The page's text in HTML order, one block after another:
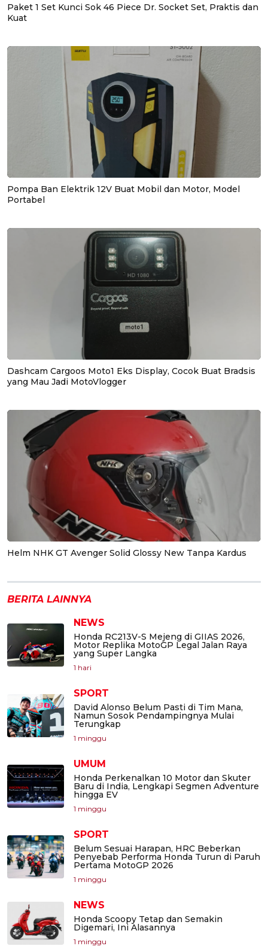
Paket 1 Set Kunci Sok 46 Piece Dr. Socket Set, Praktis dan
Kuat
Pompa Ban Elektrik 12V Buat Mobil dan Motor, Model
Portabel
Dashcam Cargoos Moto1 Eks Display, Cocok Buat Bradsis
yang Mau Jadi MotoVlogger
Helm NHK GT Avenger Solid Glossy New Tanpa Kardus
BERITA LAINNYA
NEWS
Honda RC213V-S Mejeng di GIIAS 2026,
Motor Replika MotoGP Legal Jalan Raya
yang Super Langka
1 hari
SPORT
David Alonso Belum Pasti di Tim Mana,
Namun Sosok Pendampingnya Mulai
Terungkap
1 minggu
UMUM
Honda Perkenalkan 10 Motor dan Skuter
Baru di India, Lengkapi Segmen Adventure
hingga EV
1 minggu
SPORT
Belum Sesuai Harapan, HRC Beberkan
Penyebab Performa Honda Turun di Paruh
Pertama MotoGP 2026
1 minggu
NEWS
Honda Scoopy Tetap dan Semakin
Digemari, Ini Alasannya
1 minggu